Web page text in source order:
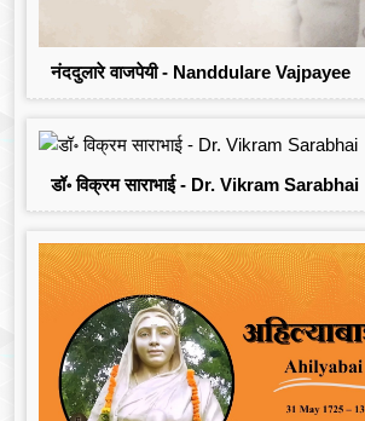
नंददुलारे वाजपेयी - Nanddulare Vajpayee
डॉ॰ विक्रम साराभाई - Dr. Vikram Sarabhai